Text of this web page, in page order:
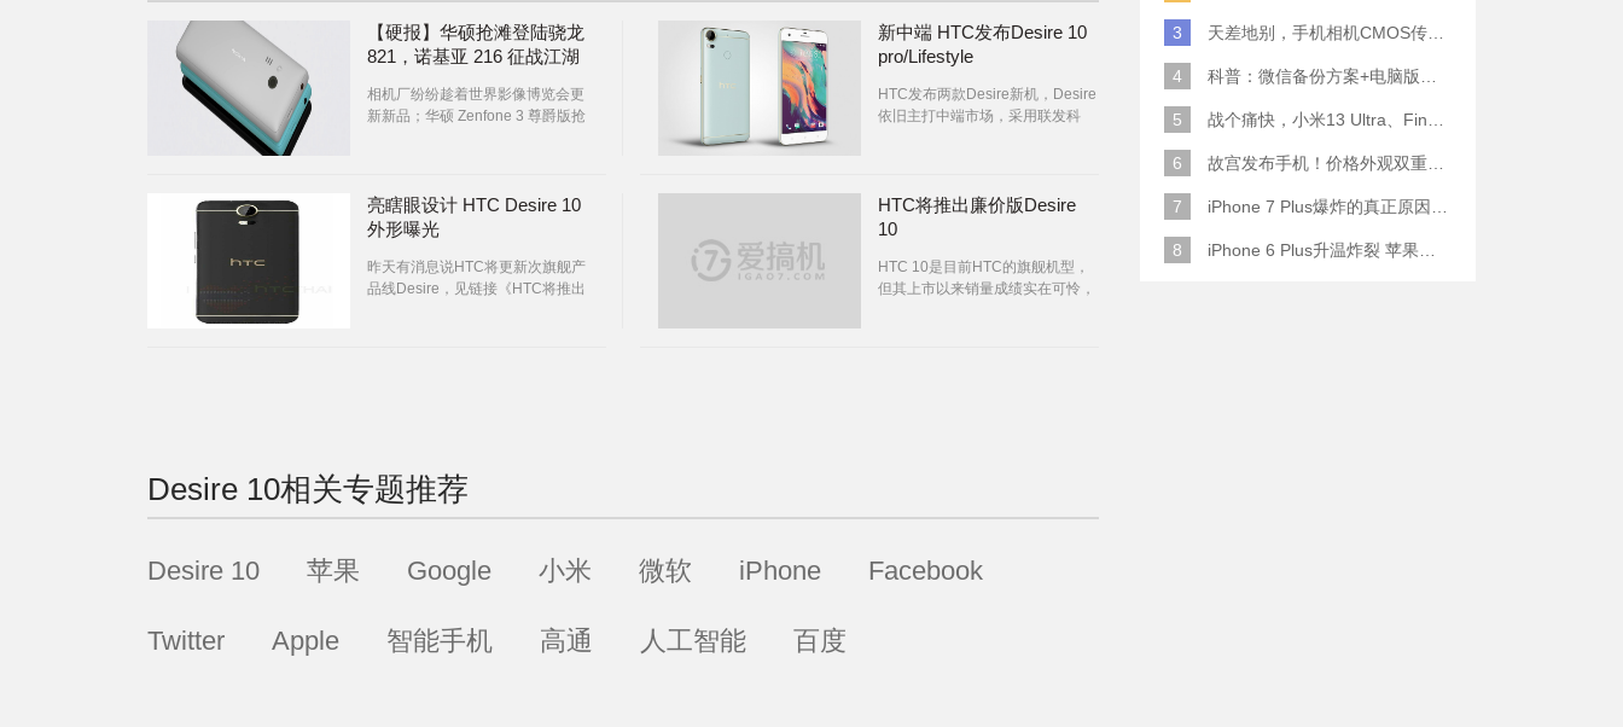
【硬报】华硕抢滩登陆骁龙
821，诺基亚 216 征战江湖
相机厂纷纷趁着世界影像博览会更
新新品；华硕 Zenfone 3 尊爵版抢
新中端 HTC发布Desire 10
pro/Lifestyle
HTC发布两款Desire新机，Desire
依旧主打中端市场，采用联发科
亮瞎眼设计 HTC Desire 10
外形曝光
昨天有消息说HTC将更新次旗舰产
品线Desire，见链接《HTC将推出
HTC将推出廉价版Desire
10
HTC 10是目前HTC的旗舰机型，
但其上市以来销量成绩实在可怜，
Desire 10相关专题推荐
Desire 10 苹果 Google 小米 微软 iPhone Facebook
Twitter Apple 智能手机 高通 人工智能 百度
3 天差地别，手机相机CMOS传感器实际面积对比
4 科普：微信备份方案+电脑版丢失数据恢复指南
5 战个痛快，小米13 Ultra、Find X6 Pro、vivo X90 Pro+、小米12SU拍照横评
6 故宫发布手机！价格外观双重逆天！
7 iPhone 7 Plus爆炸的真正原因原来是这样
8 iPhone 6 Plus升温炸裂 苹果赔了一部全新的